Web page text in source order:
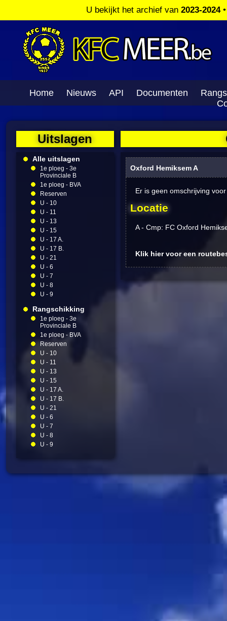
U bekijkt het archief van 2023-2024
Home Nieuws API Documenten
Uitslagen
Alle uitslagen
1e ploeg - 3e
Provinciale B
1e ploeg - BVA
Reserven
U - 10
U - 11
U - 13
U - 15
U - 17 A.
U - 17 B.
U - 21
U - 6
U - 7
U - 8
U - 9
Rangschikking
1e ploeg - 3e
Provinciale B
1e ploeg - BVA
Reserven
U - 10
U - 11
U - 13
U - 15
U - 17 A.
U - 17 B.
U - 21
U - 6
U - 7
U - 8
U - 9
Oxford Hemiksem A
Er is geen omschrijving
Locatie
A - Cmp: FC Oxford
Klik hier voor een